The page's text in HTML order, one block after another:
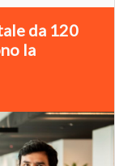
da 120
la